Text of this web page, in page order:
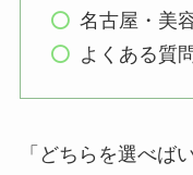
名古屋・美
よくある質
「どちらを選べば